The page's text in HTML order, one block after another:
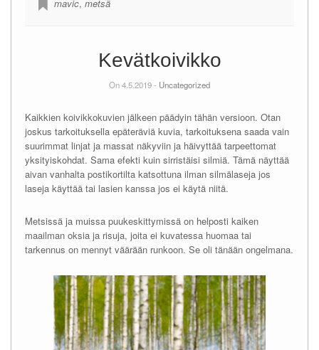
mavic, metsä
Kevätkoivikko
On 4.5.2019 - Uncategorized
Kaikkien koivikkokuvien jälkeen päädyin tähän versioon. Otan
joskus tarkoituksella epäteräviä kuvia, tarkoituksena saada vain
suurimmat linjat ja massat näkyviin ja häivyttää tarpeettomat
yksityiskohdat. Sama efekti kuin sirristäisi silmiä. Tämä näyttää
aivan vanhalta postikortilta katsottuna ilman silmälaseja jos
laseja käyttää tai lasien kanssa jos ei käytä niitä.
Metsissä ja muissa puukeskittymissä on helposti kaiken
maailman oksia ja risuja, joita ei kuvatessa huomaa tai
tarkennus on mennyt väärään runkoon. Se oli tänään ongelmana.